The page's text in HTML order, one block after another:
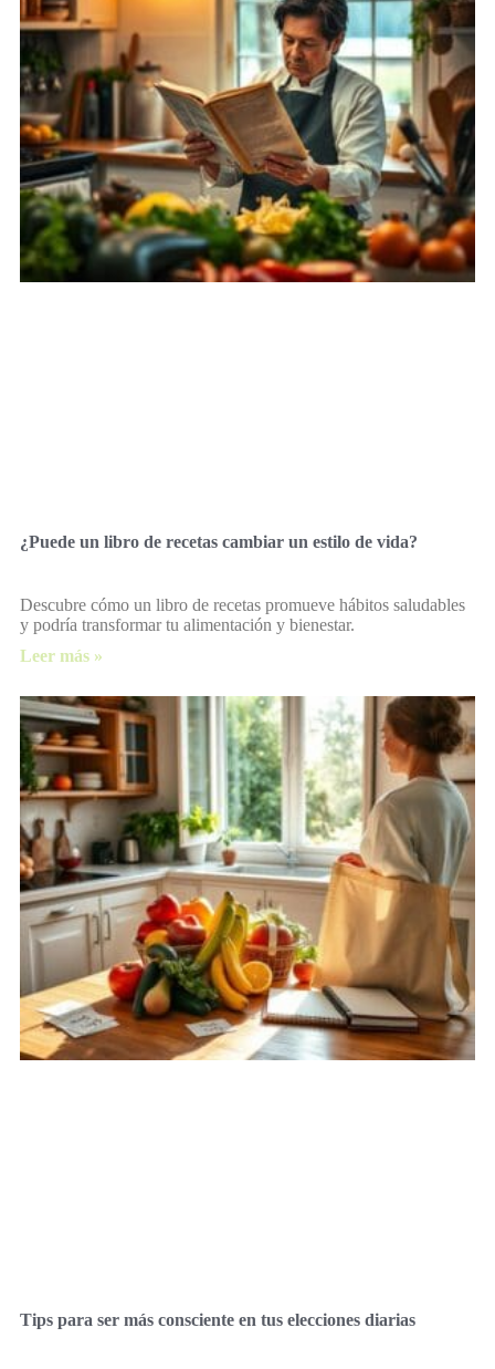
¿Puede un libro de recetas cambiar un estilo de vida?
Descubre cómo un libro de recetas promueve hábitos saludables
y podría transformar tu alimentación y bienestar.
Leer más »
Tips para ser más consciente en tus elecciones diarias